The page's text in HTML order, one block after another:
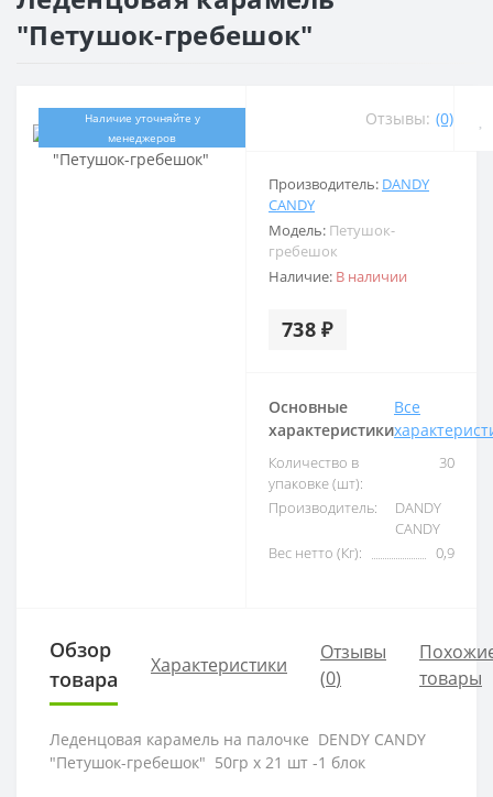
"Петушок-гребешок"
Наличие уточняйте у
менеджеров
Отзывы: (0)
Производитель: DANDY
CANDY
Модель: Петушок-
гребешок
Наличие: В наличии
738 ₽
Основные
характеристики
Все
Количество в
упаковке (шт):
30
Производитель:
DANDY
CANDY
Вес нетто (Кг):
0,9
Обзор
товара
Характеристики
Отзывы
(0)
товары
Леденцовая карамель на палочке DENDY CANDY
"Петушок-гребешок" 50гр х 21 шт -1 блок